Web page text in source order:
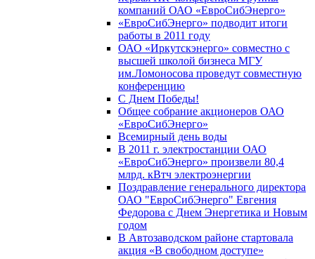
компаний ОАО «ЕвроСибЭнерго»
«ЕвроСибЭнерго» подводит итоги
работы в 2011 году
ОАО «Иркутскэнерго» совместно с
высшей школой бизнеса МГУ
им.Ломоносова проведут совместную
конференцию
С Днем Победы!
Общее собрание акционеров ОАО
«ЕвроСибЭнерго»
Всемирный день воды
В 2011 г. электростанции ОАО
«ЕвроСибЭнерго» произвели 80,4
млрд. кВтч электроэнергии
Поздравление генерального директора
ОАО "ЕвроСибЭнерго" Евгения
Федорова с Днем Энергетика и Новым
годом
В Автозаводском районе стартовала
акция «В свободном доступе»